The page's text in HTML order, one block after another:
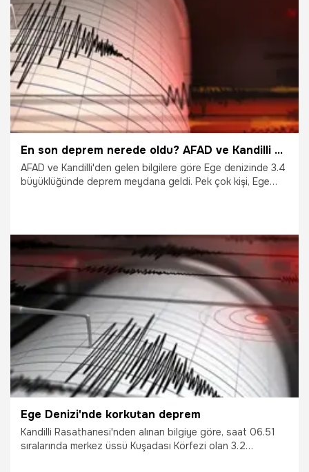
18.10.2020 Gündem
En son deprem nerede oldu? AFAD ve Kandilli son deprem listesi...
AFAD ve Kandilli'den gelen bilgilere göre Ege denizinde 3.4
büyüklüğünde deprem meydana geldi. Pek çok kişi, Ege
Peki, En son deprem nerede oldu? İşte Kandilli ve AFAD
tarafından kaydedilen son depremler listesi...
19.08.2020 Gündem
Ege Denizi'nde korkutan deprem
Kandilli Rasathanesi'nden alınan bilgiye göre, saat 06.51
sıralarında merkez üssü Kuşadası Körfezi olan 3.2